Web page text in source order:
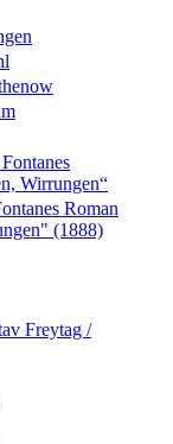
Wirrungen“
Roman
(1888)
Freytag /